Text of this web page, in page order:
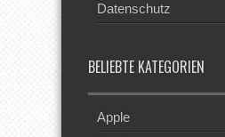
Datenschutz
BELIEBTE KATEGORIEN
Apple